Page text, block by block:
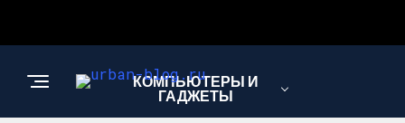
КОМПЬЮТЕРЫ И
ГАДЖЕТЫ